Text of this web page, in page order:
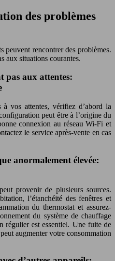
des problèmes
peuvent rencontrer des problèmes.
aux situations courantes.
pas aux attentes:
vos attentes, vérifiez d’abord la
peut être à l’origine du
connexion au réseau Wi-Fi et
le service après-vente en cas
anormalement élevée:
provenir de plusieurs sources.
l’étanchéité des fenêtres et
du thermostat et assurez-
du système de chauffage
régulier est essentiel. Une fuite de
augmenter votre consommation